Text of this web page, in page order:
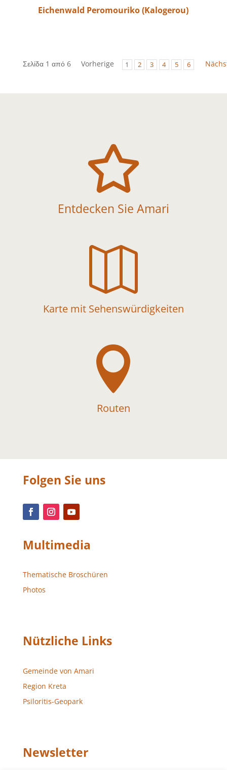
Eichenwald Peromouriko (Kalogerou)
Σελίδα 1 από 6 Vorherige 1 2 3 4 5 6

Entdecken Sie Amari

Karte mit Sehenswürdigkeiten

Routen
Folgen Sie uns
Multimedia
Thematische Broschüren
Photos
Nützliche Links
Gemeinde von Amari
Region Kreta
Psiloritis-Geopark
Newsletter